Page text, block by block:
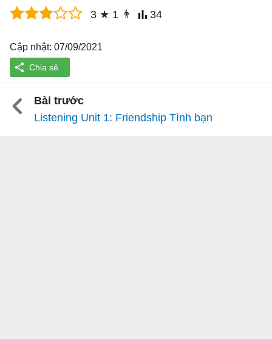
3 ★ 1 👨 34
Cập nhật: 07/09/2021
Bài trước
Listening Unit 1: Friendship Tình bạn